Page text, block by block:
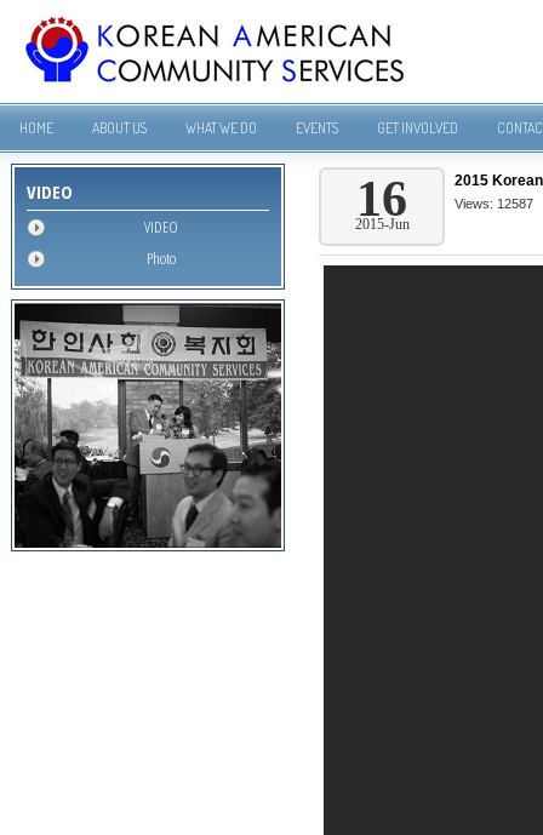
HOME ABOUT US WHAT WE DO EVENTS GET INVOLVED
VIDEO
VIDEO
Photo
16
2015-Jun
2015
Views: 12587